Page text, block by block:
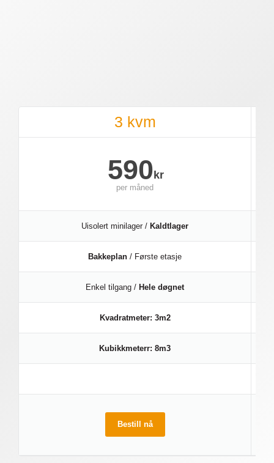
3 kvm
590kr
per måned
Uisolert minilager / Kaldtlager
Bakkeplan / Første etasje
Enkel tilgang / Hele døgnet
Kvadratmeter: 3m2
Kubikkmeterr: 8m3
Bestill nå